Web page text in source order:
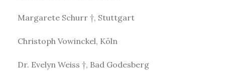
Margarete Schurr †, Stuttgart
Christoph Vowinckel, Köln
Dr. Evelyn Weiss †, Bad Godesberg